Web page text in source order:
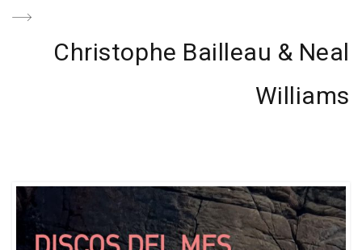
Next
Christophe Bailleau & Neal
Williams